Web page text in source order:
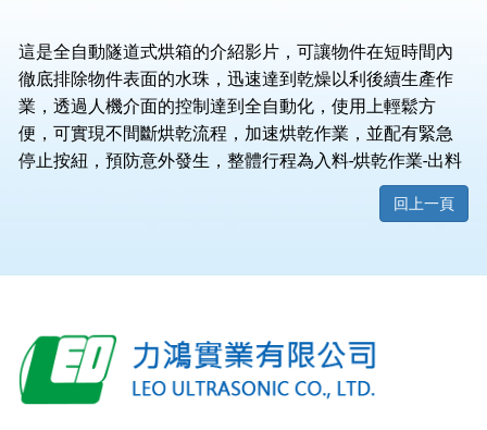
這是全自動隧道式烘箱的介紹影片，可讓物件在短時間內
徹底排除物件表面的水珠，迅速達到乾燥以利後續生產作
業，透過人機介面的控制達到全自動化，使用上輕鬆方
便，可實現不間斷烘乾流程，加速烘乾作業，並配有緊急
停止按紐，預防意外發生，整體行程為入料-烘乾作業-出料
回上一頁